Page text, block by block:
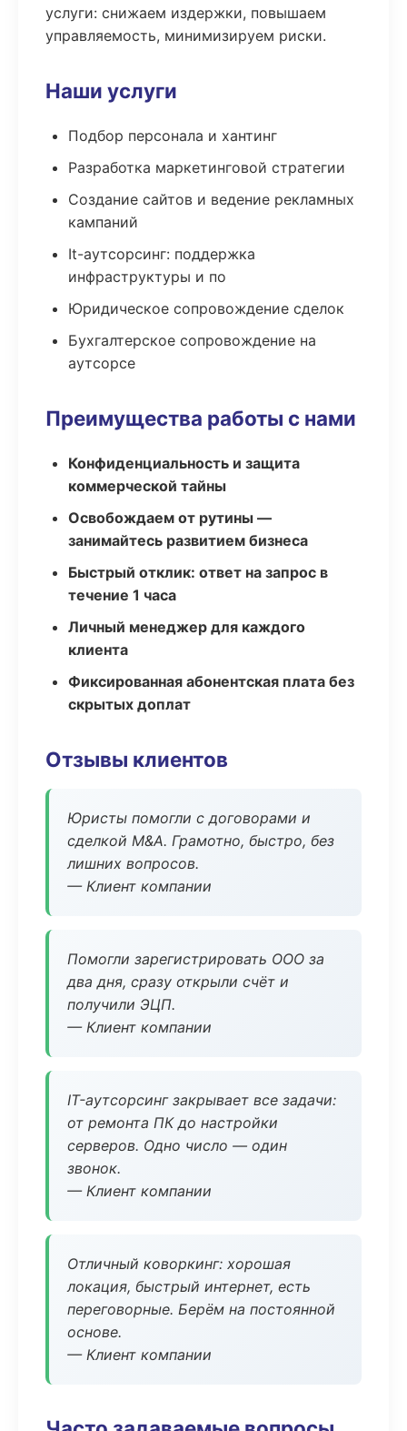
услуги: снижаем издержки, повышаем
управляемость, минимизируем риски.
Наши услуги
Подбор персонала и хантинг
Разработка маркетинговой стратегии
Создание сайтов и ведение рекламных
кампаний
It-аутсорсинг: поддержка
инфраструктуры и по
Юридическое сопровождение сделок
Бухгалтерское сопровождение на
аутсорсе
Преимущества работы с нами
Конфиденциальность и защита
коммерческой тайны
Освобождаем от рутины —
занимайтесь развитием бизнеса
Быстрый отклик: ответ на запрос в
течение 1 часа
Личный менеджер для каждого
клиента
Фиксированная абонентская плата без
скрытых доплат
Отзывы клиентов
Юристы помогли с договорами и
сделкой M&A. Грамотно, быстро, без
лишних вопросов.
— Клиент компании
Помогли зарегистрировать ООО за
два дня, сразу открыли счёт и
получили ЭЦП.
— Клиент компании
IT-аутсорсинг закрывает все задачи:
от ремонта ПК до настройки
серверов. Одно число — один
звонок.
— Клиент компании
Отличный коворкинг: хорошая
локация, быстрый интернет, есть
переговорные. Берём на постоянной
основе.
— Клиент компании